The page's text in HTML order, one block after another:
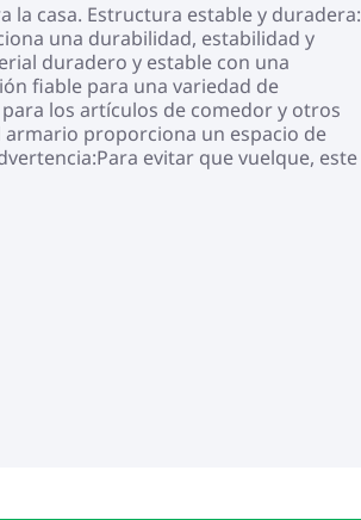
la casa. Estructura estable y duradera:
una durabilidad, estabilidad y
duradero y estable con una
fiable para una variedad de
los artículos de comedor y otros
proporciona un espacio de
evitar que vuelque, este